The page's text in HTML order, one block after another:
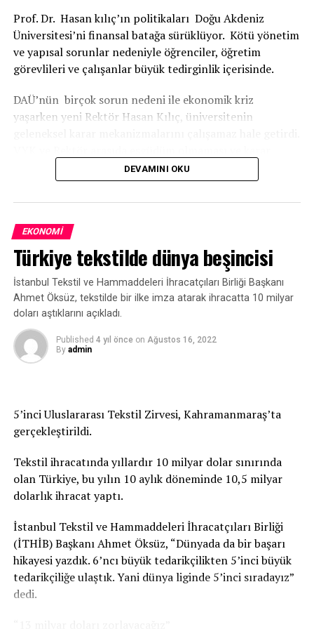
üretim ve ihracatımızın devamlılığı adına oldukça
önemliydi. Zorlu pandemi sürecinden başarıyla
çıkmamızın en büyük destekçisi, istişare
mekanizmamızın sorunsuz bir şekilde işlemesiydi.”
Gülle, bugüne dek yaptıkları çalışmalar ve hayata
geçirdikleri projeler hakkında da bilgi verdi.
İkinci el teknolojik ürünlerde garantili satış dönemi
KAÇIRMAYIN
Filyos Limanı ticaretin kilit noktası olacak
Prof. Dr. Hasan kılıç’ın politikaları Doğu Akdeniz
Üniversitesi’ni finansal batağa sürüklüyor. Kötü yönetim
ve yapısal sorunlar nedeniyle öğrenciler, öğretim
görevlileri ve çalışanlar büyük tedirginlik içerisinde.
DAÜ’nün birçok sorun nedeni ile ekonomik kriz
yaşarken yeni Rektör Hasan Kılıç, üniversitenin
almada Rektör Hasan Kılıç’ın keyfi davranışları öğretim
üyeleri arasında tartışmalara sebep olduğu iddia ediliyor.
KAÇMIYOR
Rektör Prof.dr. Hasan Kılıç, üniversitenin mevcut
sıkıntılarını bildiği halde gezilerdeki kişisel
harcamalarına özen göstermemesi dikkatlerden
kaçmıyor. Ayrıca üniversitede sadece bir adet
Gambiya’li öğrenci varken, sırf harcırah almak için
yurtdışı seyahate çıkarak DAÜ’yü kendi keyfi için zarara
uğrattığı da gelen başka iddialar arasında. Gambiya
toplu yemekler, hediyeler, 5 yıldız otel masrafları çalışan
maaşları bile zor ödenen DAÜ’de vicdanları sızlattığı
ÜSTEL HÜKÜMETİ, DAÜ’YE MADDİ OLARAK TÜM
DESTEKLERİ YAPIYOR.
Hükümet DAÜ’ye büyük önem veriyor. Başbakan Ünal
Üstel “DAÜ gözbebeğimiz” diyerek her fırsatta DAÜ’ye
destek veriyor. Geçen hafta maaşların ve borçların
ödenmesi için, Maliye Bakanlığı tarafından 400 milyon
hibe verildi. Bilindiği gibi birkaç ay önce DAÜ’nün devlete
DEVAMINI OKU
EKONOMI
Türkiye tekstilde dünya beşincisi
İstanbul Tekstil ve Hammaddeleri İhracatçıları Birliği Başkanı
Ahmet Öksüz, tekstilde bir ilke imza atarak ihracatta 10 milyar
doları aştıklarını açıkladı.
Published 4 yıl önce on Ağustos 16, 2022
By admin
5’inci Uluslararası Tekstil Zirvesi, Kahramanmaraş’ta
gerçekleştirildi.
Tekstil ihracatında yıllardır 10 milyar dolar sınırında
olan Türkiye, bu yılın 10 aylık döneminde 10,5 milyar
dolarlık ihracat yaptı.
İstanbul Tekstil ve Hammaddeleri İhracatçıları Birliği
(İTHİB) Başkanı Ahmet Öksüz, “Dünyada da bir başarı
hikayesi yazdık. 6’ncı büyük tedarikçilikten 5’inci büyük
tedarikçiliğe ulaştık. Yani dünya liginde 5’inci sıradayız”
dedi.